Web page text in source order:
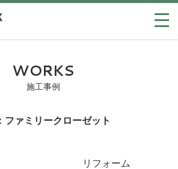
WORKS
施工事例
ファミリークローゼット
リフォーム